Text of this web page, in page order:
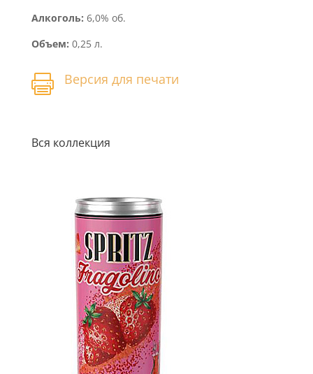
Алкоголь: 6,0% об.
Объем: 0,25 л.
 Версия для печати
Вся коллекция